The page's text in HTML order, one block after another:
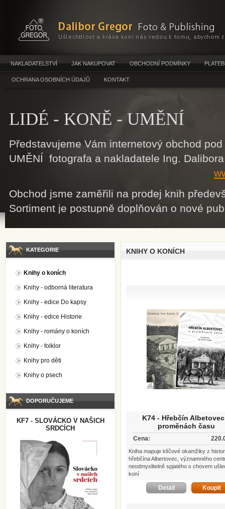
NAKLADATELSTVÍ JAK NAKUPOVAT OBCHODNÍ PODMÍNKY
OCHRANA OSOBNÍCH ÚDAJŮ KONTAKT
KATEGORIE
Knihy o koních
Knihy - odborná literatura
Knihy - edice Do kapsy
Knihy - edice Historie
Knihy - romány o koních
Knihy - folklor
Knihy pro děti
Knihy o psech
DOPORUČUJEME
KF7 - SLOVÁCKO V NAŠICH
SRDCÍCH
KNIHY O KONÍCH
K74 - Hřebčín
proměnách času
Cena:
Kniha mapuje klíčové okamžiky z
hřebčína Albertovec, významného
neodmyslitelně spjatého s chovem
koní
Detail Koupit